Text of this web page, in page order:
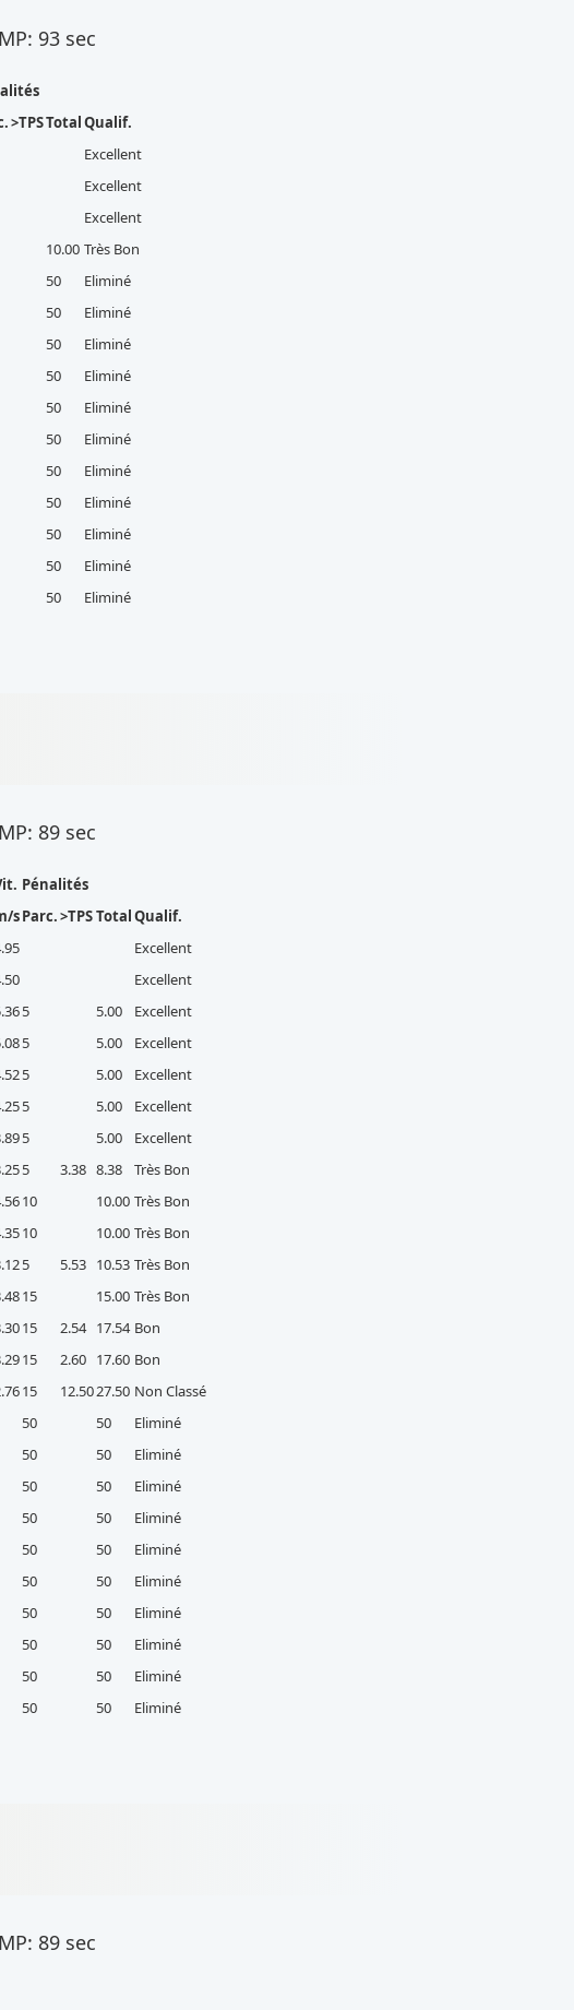
93 sec
>TPSTotalQualif.
Excellent
Excellent
Excellent
10.00 Très Bon
50
Eliminé
50
Eliminé
50
Eliminé
50
Eliminé
50
Eliminé
50
Eliminé
50
Eliminé
50
Eliminé
50
Eliminé
50
Eliminé
50 Eliminé
89 sec
Pénalités
sParc.>TPSTotalQualif.
Excellent
Excellent
5 5.00
Excellent
5 5.00
Excellent
5 5.00
Excellent
5 5.00
Excellent
5 5.00
Excellent
5 3.38 8.38
Très Bon
10 10.00 Très Bon
10 10.00 Très Bon
5 5.53 10.53 Très Bon
15 15.00 Très Bon
15 2.54 17.54 Bon
15 2.60 17.60 Bon
15 12.5027.50 Non Classé
50 50
Eliminé
50 50
Eliminé
50 50
Eliminé
50 50
Eliminé
50 50
Eliminé
50 50
Eliminé
50 50
Eliminé
50 50
Eliminé
50 50
Eliminé
50 50 Eliminé
89 sec